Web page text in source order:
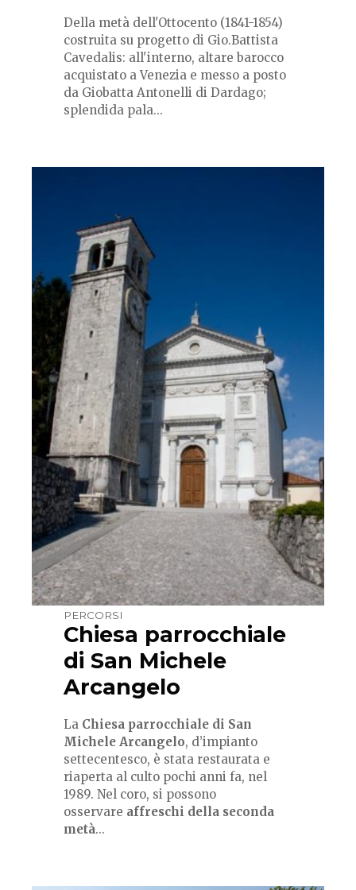
Della metà dell'Ottocento (1841-1854)
costruita su progetto di Gio.Battista
Cavedalis: all'interno, altare barocco
acquistato a Venezia e messo a posto
da Giobatta Antonelli di Dardago;
splendida pala...
PERCORSI
Chiesa parrocchiale
di San Michele
Arcangelo
La Chiesa parrocchiale di San
Michele Arcangelo, d’impianto
settecentesco, è stata restaurata e
riaperta al culto pochi anni fa, nel
1989. Nel coro, si possono
osservare affreschi della seconda
metà...